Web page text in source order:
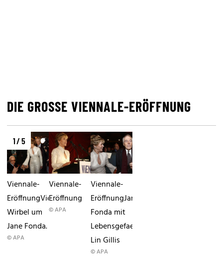
DIE GROSSE VIENNALE-ERÖFFNUNG
1 / 5
Viennale-
EröffnungViel
Wirbel um
Jane Fonda.
© APA
Viennale-
Eröffnung
© APA
Viennale-
EröffnungJane
Fonda mit
Lebensgefaehrten
Lin Gillis
© APA